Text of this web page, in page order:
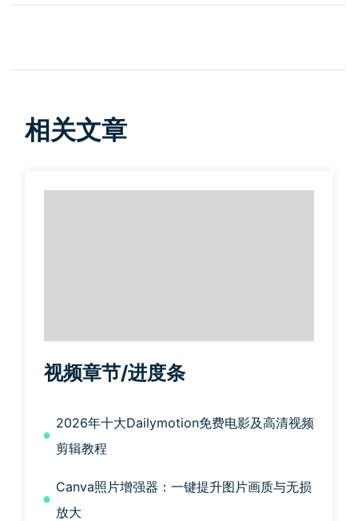
相关文章
视频章节/进度条
2026年十大Dailymotion免费电影及高清视频
剪辑教程
Canva照片增强器：一键提升图片画质与无损
放大